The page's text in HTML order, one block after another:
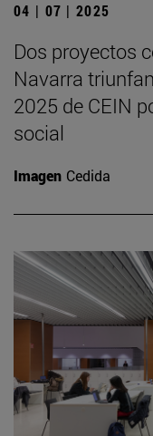
04 | 07 | 2025
Dos proyectos
Navarra
2025 de CEIN
social
Imagen Cedida